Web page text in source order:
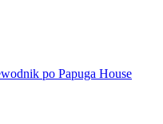
po Papuga House